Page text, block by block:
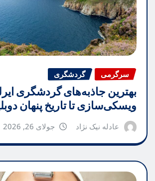
سرگرمی گردشگری
بهترین جاذبه‌های گردشگری
ویسکی‌سازی تا تاریخ پنهان
عادله نیک نژاد جولای 26, 2026